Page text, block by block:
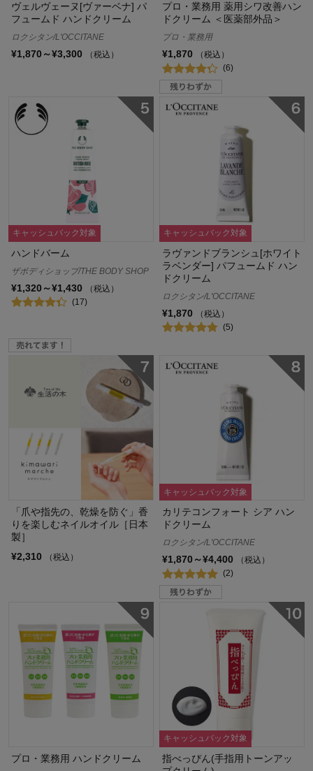
ヴェルヴェーヌ[ヴァーベナ] パ
フュームド ハンドクリーム
ロクシタン/L'OCCITANE
¥1,870～¥3,300 （税込）
プロ・業務用 薬用シワ改善ハン
ドクリーム ＜医薬部外品＞
プロ・業務用
¥1,870
（税込）
(6)
キャッシュバック対象
ハンドバーム
ザボディショップ/THE BODY SHOP
¥1,320～¥1,430
（税込）
(17)
キャッシュバック対象
ラヴァンドブランシュ[ホワイト
ラベンダー] パフュームド ハン
ドクリーム
ロクシタン/L'OCCITANE
¥1,870
（税込）
(5)
「爪や指先の、乾燥を防ぐ」香
りを楽しむネイルオイル［日本
製］
¥2,310
（税込）
キャッシュバック対象
カリテコンフォート シア ハン
ドクリーム
ロクシタン/L'OCCITANE
¥1,870～¥4,400
（税込）
(2)
プロ・業務用 ハンドクリーム
キャッシュバック対象
指べっぴん(手指用トーンアッ